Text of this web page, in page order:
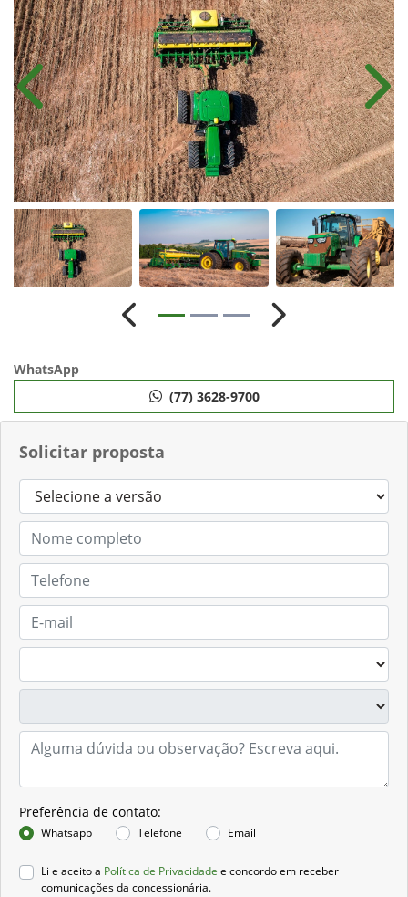
Solicitar proposta
Preferência de contato:
Whatsapp Telefone Email
Li e aceito a Política de Privacidade e concordo em receber
comunicações da concessionária.
Anterior
Anterior Próximo
WhatsApp
(77) 3628-9700